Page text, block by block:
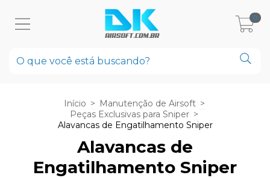
0
Início > Manutenção de Airsoft >
Peças Exclusivas para Sniper >
Alavancas de Engatilhamento Sniper
Alavancas de
Engatilhamento Sniper